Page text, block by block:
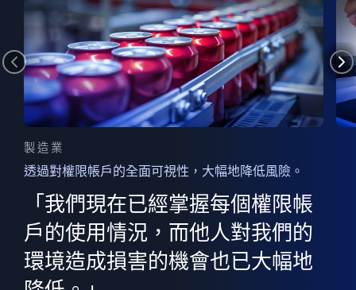
製造業
透過對權限帳戶的全面可視性，大幅地降低風險。
「我們現在已經掌握每個權限帳
戶的使用情況，而他人對我們的
環境造成損害的機會也已大幅地